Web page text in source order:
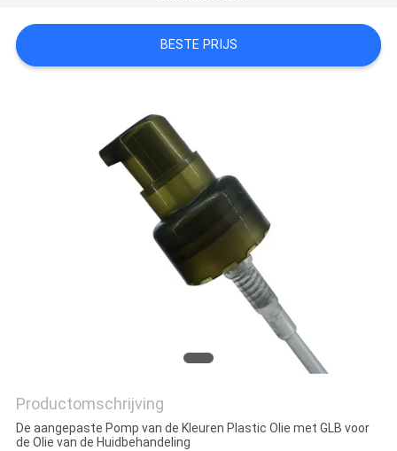
BESTE PRIJS
Productomschrijving
De aangepaste Pomp van de Kleuren Plastic Olie met GLB voor
de Olie van de Huidbehandeling